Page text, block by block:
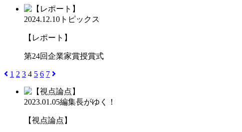
2024.12.10 トピックス
【レポート】
第24回企業家賞授賞式
1 2 3 4 5 6 7
2023.01.05編集長がゆく！
【視点論点】